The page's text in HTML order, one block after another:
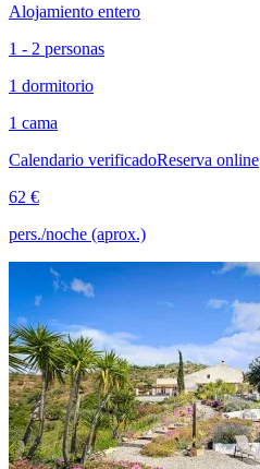
Alojamiento entero
1 - 2 personas
1 dormitorio
1 cama
Calendario verificadoReserva online
62 €
pers./noche (aprox.)